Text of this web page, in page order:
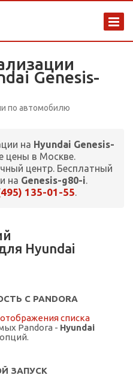
Genesis-
по автомобилю
на Hyundai Genesis-
цены в Москве.
центр. Бесплатный
на Genesis-g80-i.
135-01-55.
Hyundai
С PANDORA
списка
Pandora - Hyundai
опций.
ЗАПУСК